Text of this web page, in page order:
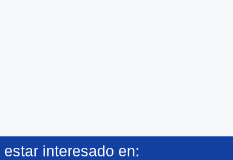
interesado en: